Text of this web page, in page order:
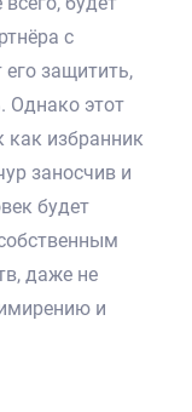
с
защитить,
Однако этот
как избранник
заносчив и
будет
даже не
и